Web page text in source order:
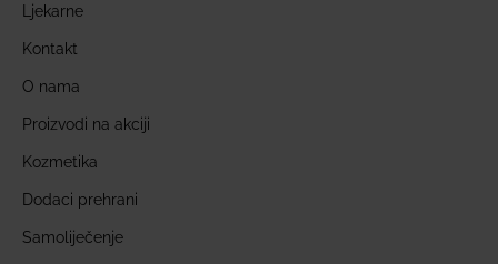
Ljekarne
Kontakt
O nama
Proizvodi na akciji
Kozmetika
Dodaci prehrani
Samoliječenje